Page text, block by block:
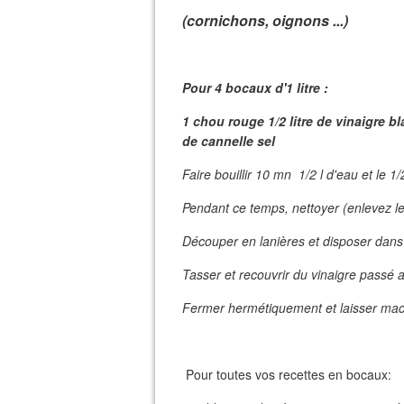
(cornichons, oignons ...)
Pour 4 bocaux d'1 litre :
1 chou rouge 1/2 litre de vinaigre
de cannelle sel
Faire bouillir 10 mn 1/2 l d'eau et le
Pendant ce temps, nettoyer (enlevez
Découper en lanières et disposer
Tasser et recouvrir du vinaigre passé
Fermer hermétiquement et laisser
Pour toutes vos recettes en bocaux: